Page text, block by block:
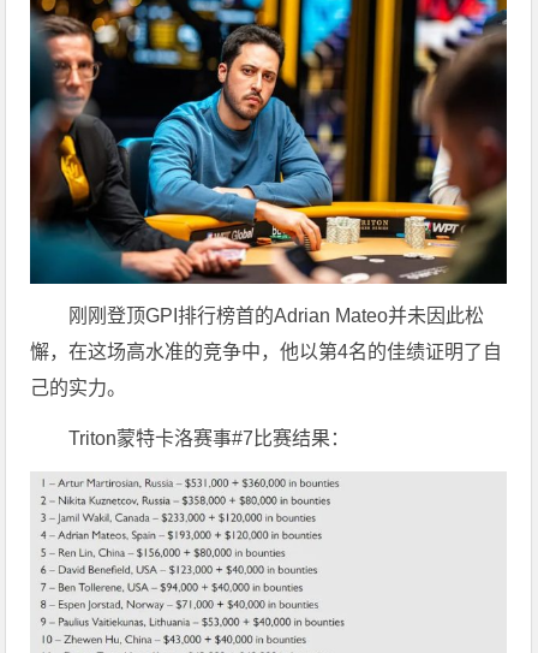
刚刚登顶GPI排行榜首的Adrian Mateo并未因此松
懈，在这场高水准的竞争中，他以第4名的佳绩证明了自
己的实力。
Triton蒙特卡洛赛事#7比赛结果：